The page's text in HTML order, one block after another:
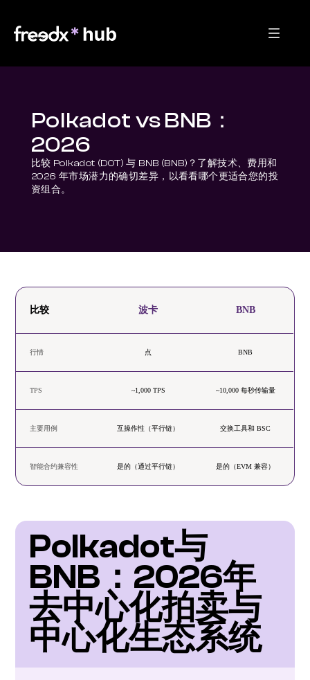
Polkadot vs BNB：
2026
比较 Polkadot (DOT) 与 BNB (BNB)？了解技术、费用和
2026 年市场潜力的确切差异，以看看哪个更适合您的投
资组合。
比较 波卡 BNB
行情 点 BNB
TPS ~1,000 TPS ~10,000 每秒传输量
主要用例 互操作性（平行链） 交换工具和 BSC
智能合约兼容性 是的（通过平行链） 是的（EVM 兼容）
Polkadot与
BNB：2026年
去中心化拍卖与
中心化生态系统